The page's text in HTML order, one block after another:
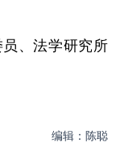
、法学研究所
编辑：陈聪